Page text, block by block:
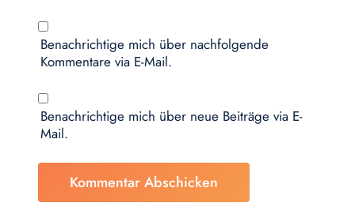
Benachrichtige mich über nachfolgende
Kommentare via E-Mail.
Benachrichtige mich über neue Beiträge via E-
Mail.